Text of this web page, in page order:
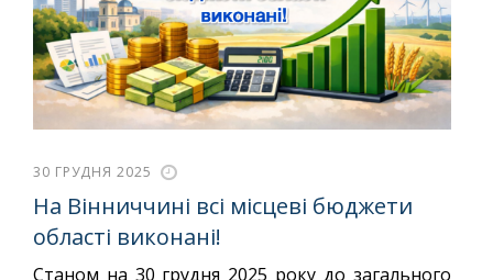
30 ГРУДНЯ 2025
На Вінниччині всі місцеві бюджети
області виконані!
Станом на 30 грудня 2025 року до загального